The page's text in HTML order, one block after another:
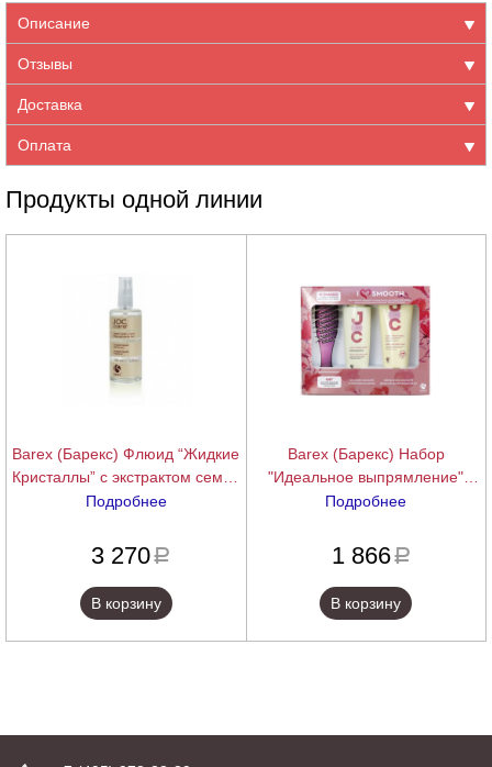
Описание
Отзывы
Доставка
Оплата
Продукты одной линии
Barex (Барекс) Флюид “Жидкие
Кристаллы” с экстрактом семян
льна (JOC Care | Cristalli liquidi
Подробнее
3 270a
В корзину
Barex (Барекс) Набор
"Идеальное выпрямление"
(шампунь + крем + щетка для
Подробнее
1 866a
В корзину